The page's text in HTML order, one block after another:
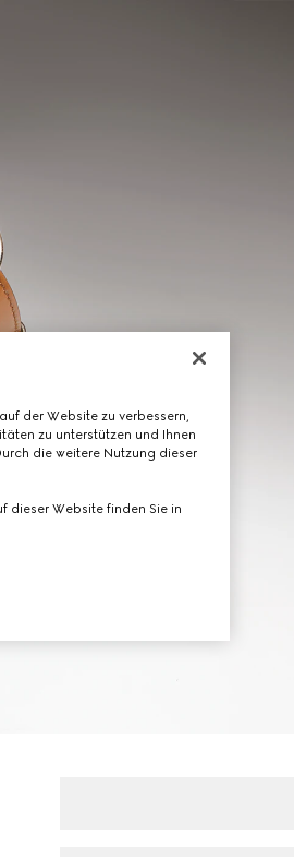
der Website zu verbessern,
zu unterstützen und Ihnen
die weitere Nutzung dieser
dieser Website finden Sie in